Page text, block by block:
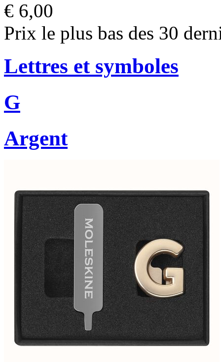
€ 6,00
Prix le plus bas des 30
Lettres et symboles
G
Argent